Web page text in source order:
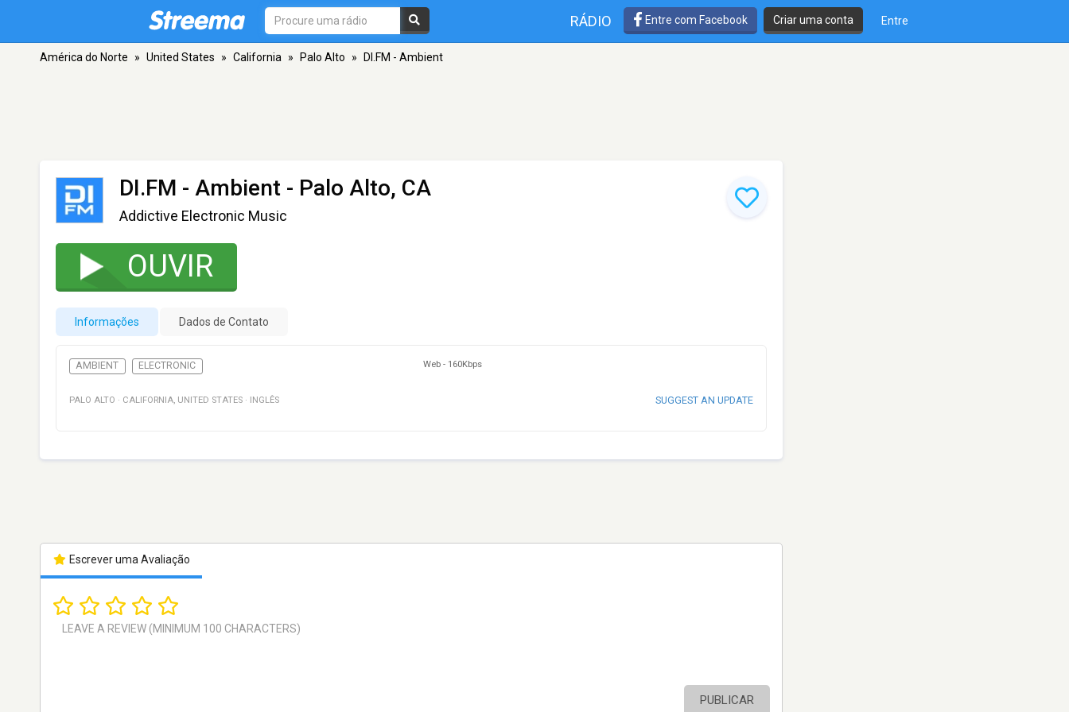
RÁDIO Entre com Facebook Criar uma conta Entre
América do Norte » United States » California » Palo Alto » DI.FM - Ambient
DI.FM - Ambient - Palo Alto, CA
Addictive Electronic Music
OUVIR
Informações Dados de Contato
AMBIENT ELECTRONIC Web - 160Kbps
PALO ALTO · CALIFORNIA, UNITED STATES · INGLÊS SUGGEST AN UPDATE
Escrever uma Avaliação
PUBLICAR